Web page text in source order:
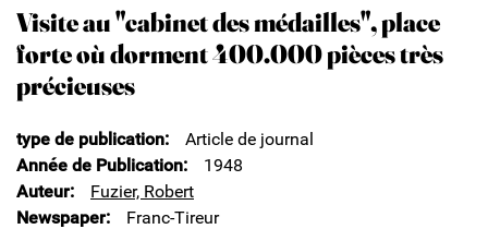
Visite au "cabinet des médailles", place
forte où dorment 400.000 pièces très
précieuses
type de publication
Article de journal
Année de Publication
1948
Auteur
Fuzier, Robert
Newspaper
Franc-Tireur